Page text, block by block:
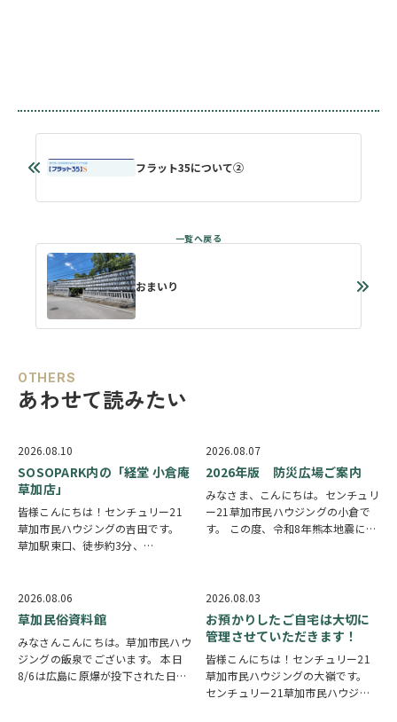
フラット35について②
おまいり
OTHERS
あわせて読みたい
2026.08.10
SOSOPARK内の「経堂 小倉庵
草加店」
皆様こんにちは！センチュリー21
草加市民ハウジングの吉田です。
草加駅東口、徒歩約3分、
谷区に本店があるたい焼き専門店と
いう事で気になっており帰り道に利
用いたしました。…
2026.08.07
2026年版 防災広場ご案内
みなさま、こんにちは。センチュリ
ー21草加市民ハウジングの小倉で
す。 この度、令和8年熊本地震によ
人事ではなく、日頃から少しでも、
防災意識を高め…
2026.08.06
草加民俗資料館
みなさんこんにちは。草加市民ハウ
ジングの飯泉でございます。 本日
8/6は広島に原爆が投下された日に
2026.08.03
お預かりしたご自宅は大切に
管理させていただきます！
皆様こんにちは！センチュリー21
草加市民ハウジングの大嶺です。
センチュリー21草加市民ハウジン